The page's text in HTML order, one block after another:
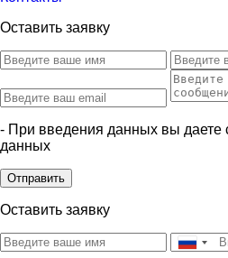
Оставить заявку
- При введения данных вы даете
данных
Отправить
Оставить заявку